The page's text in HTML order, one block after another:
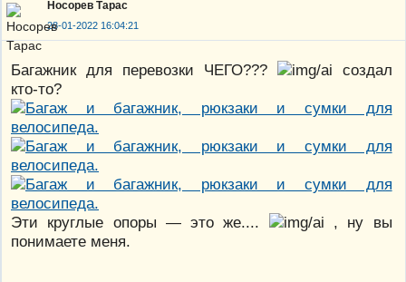
Носорев Тарас
28-01-2022 16:04:21
Багажник для перевозки ЧЕГО???
создал
кто-то?
Эти круглые опоры — это же....
, ну вы
понимаете меня.